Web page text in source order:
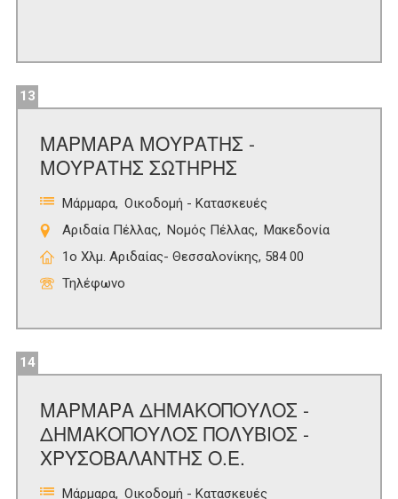
13
ΜΑΡΜΑΡΑ ΜΟΥΡΑΤΗΣ -
ΜΟΥΡΑΤΗΣ ΣΩΤΗΡΗΣ
Μάρμαρα Οικοδομή - Κατασκευές
Αριδαία Πέλλας
Νομός Πέλλας
Μακεδονία
1ο Χλμ. Αριδαίας- Θεσσαλονίκης, 584 00
Τηλέφωνο
14
ΜΑΡΜΑΡΑ ΔΗΜΑΚΟΠΟΥΛΟΣ -
ΔΗΜΑΚΟΠΟΥΛΟΣ ΠΟΛΥΒΙΟΣ -
ΧΡΥΣΟΒΑΛΑΝΤΗΣ Ο.Ε.
Μάρμαρα Οικοδομή - Κατασκευές